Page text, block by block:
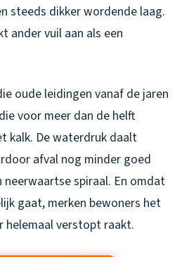
steeds dikker wordende laag.
ander vuil aan als een
oude leidingen vanaf de jaren
voor meer dan de helft
kalk. De waterdruk daalt
afval nog minder goed
spiraal. En omdat
gaat, merken bewoners het
helemaal verstopt raakt.